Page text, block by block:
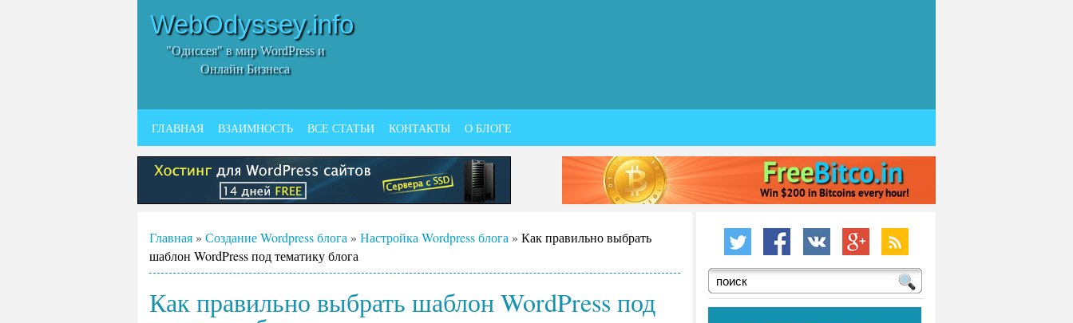
WebOdyssey.info
"Одиссея" в мир WordPress и
Онлайн Бизнеса
ГЛАВНАЯ ВЗАИМНОСТЬ ВСЕ СТАТЬИ КОНТАКТЫ О БЛОГЕ
Главная » Создание Wordpress блога » Настройка Wordpress блога » Как правильно выбрать
шаблон WordPress под тематику блога
Как правильно выбрать шаблон WordPress под